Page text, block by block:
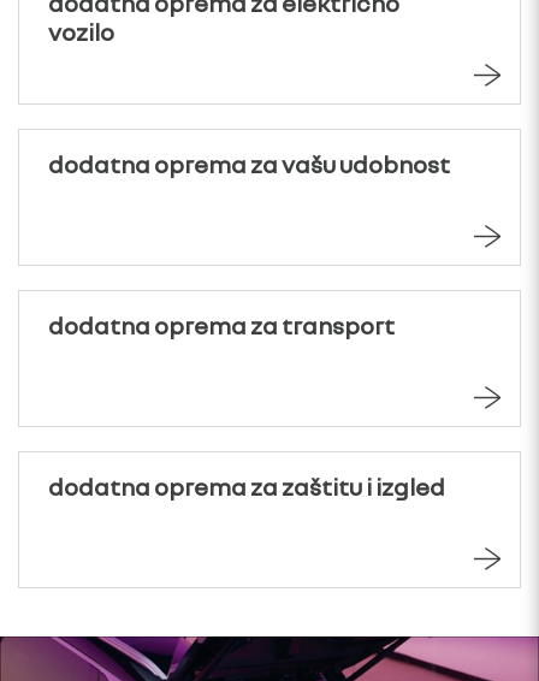
vozilo
dodatna oprema za vašu udobnost
dodatna oprema za transport
dodatna oprema za zaštitu i izgled